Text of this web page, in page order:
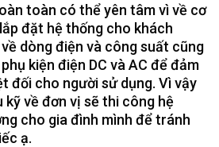
toàn có thể yên tâm vì về cơ
đặt hệ thống cho khách
dòng điện và công suất cũng
kiện điện DC và AC để đảm
đối cho người sử dụng. Vì vậy
kỹ về đơn vị sẽ thi công hệ
cho gia đình mình để tránh
ạ.